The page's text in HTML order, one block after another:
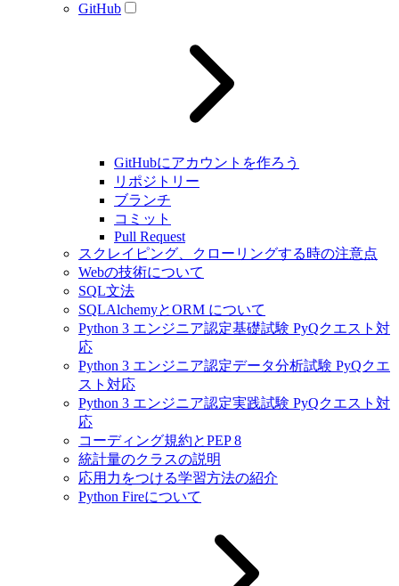
GitHub
GitHubにアカウントを作ろう
リポジトリー
ブランチ
コミット
Pull Request
スクレイピング、クローリングする時の注意点
Webの技術について
SQL文法
SQLAlchemyとORM について
Python 3 エンジニア認定基礎試験 PyQクエスト対
応
Python 3 エンジニア認定データ分析試験 PyQクエ
スト対応
Python 3 エンジニア認定実践試験 PyQクエスト対
応
コーディング規約とPEP 8
統計量のクラスの説明
応用力をつける学習方法の紹介
Python Fireについて